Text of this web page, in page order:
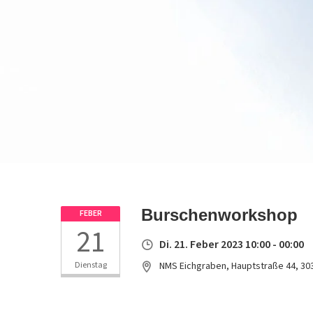
FEBER
21
Dienstag
Burschenworkshop
Di. 21. Feber 2023 10:00 - 00:00
NMS Eichgraben, Hauptstraße 44,